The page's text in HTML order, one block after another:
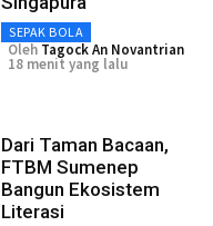
SEPAK BOLA
Oleh Tagock An Novantrian
18 menit yang lalu
Dari Taman Bacaan,
FTBM Sumenep
Bangun Ekosistem
Literasi